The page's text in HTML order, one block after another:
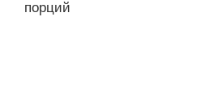
порций